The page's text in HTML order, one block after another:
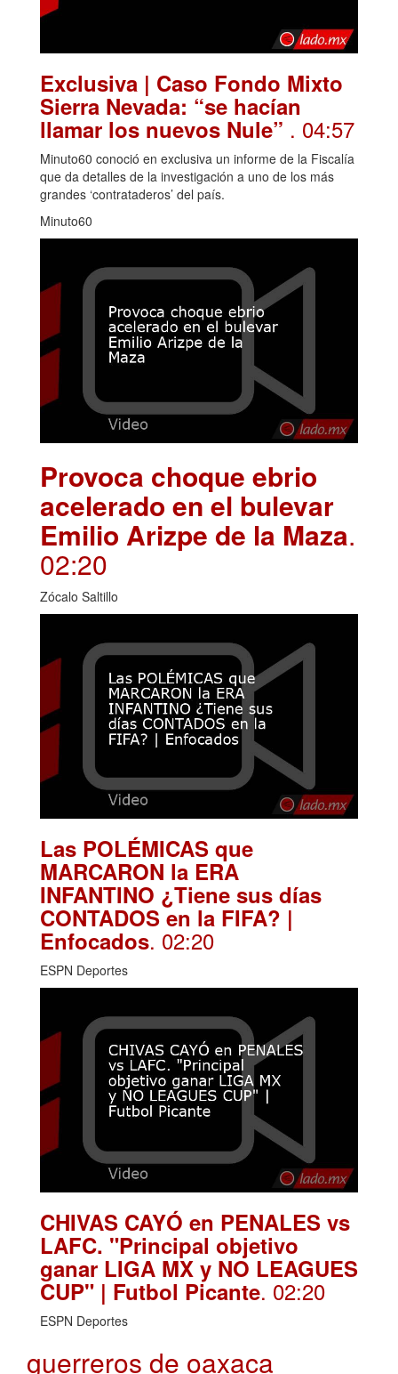
Exclusiva | Caso Fondo Mixto
Sierra Nevada: “se hacían
llamar los nuevos Nule” . 04:57
Minuto60 conoció en exclusiva un informe de la Fiscalía
que da detalles de la investigación a uno de los más
grandes ‘contrataderos’ del país.
Minuto60
Provoca choque ebrio
acelerado en el bulevar
Emilio Arizpe de la Maza.
02:20
Zócalo Saltillo
Las POLÉMICAS que
MARCARON la ERA
INFANTINO ¿Tiene sus días
CONTADOS en la FIFA? |
Enfocados. 02:20
ESPN Deportes
CHIVAS CAYÓ en PENALES vs
LAFC. "Principal objetivo
ganar LIGA MX y NO LEAGUES
CUP" | Futbol Picante. 02:20
ESPN Deportes
guerreros de oaxaca